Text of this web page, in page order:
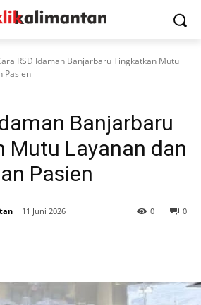
RSD Idaman Banjarbaru Tingkatkan Mutu
Pasien
Banjarbaru
Mutu Layanan dan
Pasien
11 Juni 2026 0
0